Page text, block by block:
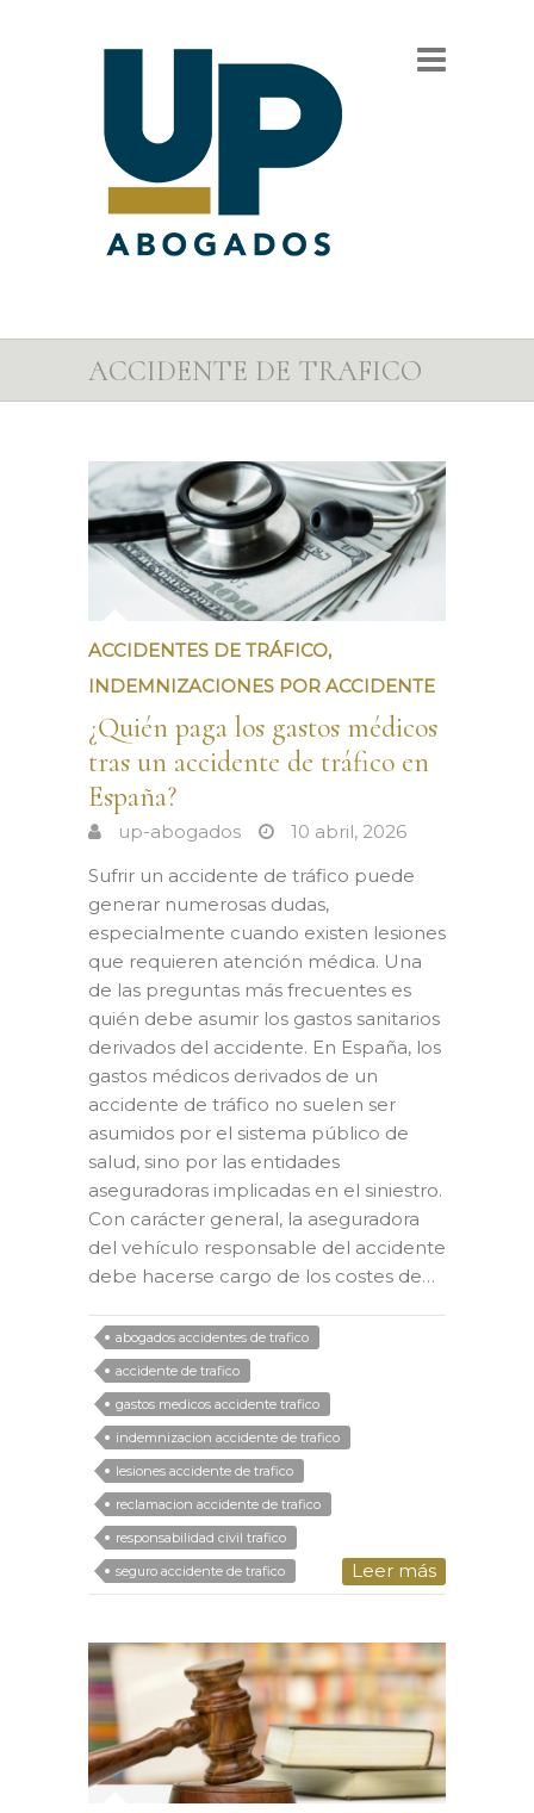
ACCIDENTE DE TRAFICO
ACCIDENTES DE TRÁFICO,
INDEMNIZACIONES POR ACCIDENTE
¿Quién paga los gastos médicos
tras un accidente de tráfico en
España?
up-abogados
10 abril, 2026
Sufrir un accidente de tráfico puede
generar numerosas dudas,
especialmente cuando existen lesiones
que requieren atención médica. Una
de las preguntas más frecuentes es
quién debe asumir los gastos sanitarios
derivados del accidente. En España, los
gastos médicos derivados de un
accidente de tráfico no suelen ser
asumidos por el sistema público de
salud, sino por las entidades
aseguradoras implicadas en el siniestro.
Con carácter general, la aseguradora
del vehículo responsable del accidente
debe hacerse cargo de los costes de…
abogados accidentes de trafico
accidente de trafico
gastos medicos accidente trafico
indemnizacion accidente de trafico
lesiones accidente de trafico
reclamacion accidente de trafico
responsabilidad civil trafico
seguro accidente de trafico
Leer más